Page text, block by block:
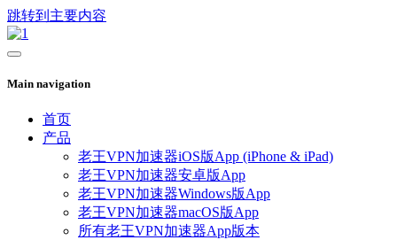
跳转到主要内容
Main navigation
首页
产品
老王VPN加速器iOS版App (iPhone & iPad)
老王VPN加速器安卓版App
老王VPN加速器Windows版App
老王VPN加速器macOS版App
所有老王VPN加速器App版本